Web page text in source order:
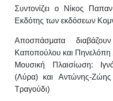
Συντονίζει ο Νίκος
Εκδότης των εκδόσεων
Αποσπάσματα
Καποπούλου και Πηνελόπη
Μουσική Πλαισίωση:
(Λύρα) και Αντώνης-
Τραγούδι)